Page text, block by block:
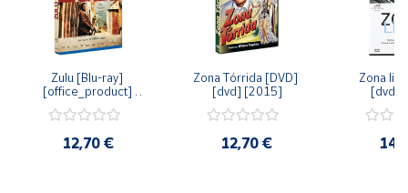
Zulu [Blu-ray]
[office_product]
12,70 €
Zona Tórrida [DVD]
[dvd] [2015]
12,70 €
Zona
[dvd]